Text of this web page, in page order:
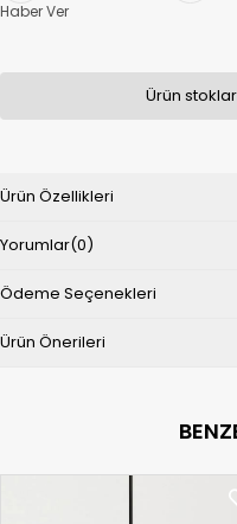
Haber Ver
Ürün
Ürün Özellikleri
Yorumlar(0)
Ödeme Seçenekleri
Ürün Önerileri